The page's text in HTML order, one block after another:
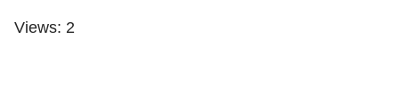
Views: 2